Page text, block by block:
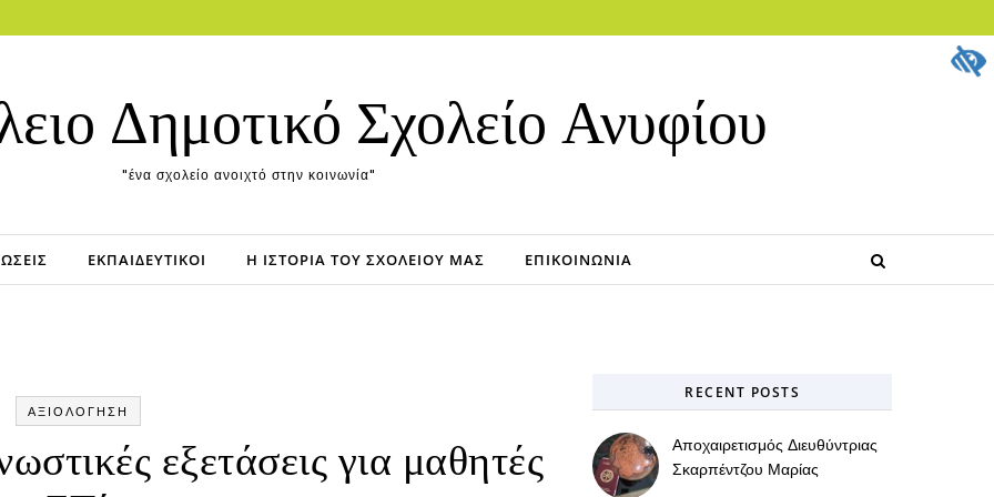
Δημοτικό Σχολείο Ανυφίου
"ένα σχολείο ανοιχτό στην κοινωνία"
ΕΚΠΑΙΔΕΥΤΙΚΟΊ Η ΙΣΤΟΡΊΑ ΤΟΥ ΣΧΟΛΕΊΟΥ ΜΑΣ ΕΠΙΚΟΙΝΩΝΊΑ
ΑΞΙΟΛΟΓΗΣΗ
εξετάσεις για μαθητές
RECENT POSTS
Αποχαιρετισμός Διευθύντριας
Σκαρπέντζου Μαρίας